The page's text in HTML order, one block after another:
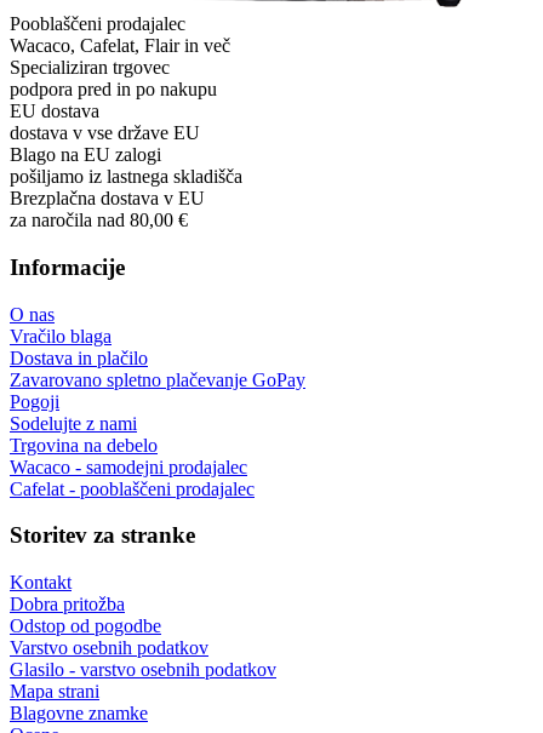
Pooblaščeni prodajalec
Wacaco, Cafelat, Flair in več
Specializiran trgovec
podpora pred in po nakupu
EU dostava
dostava v vse države EU
Blago na EU zalogi
pošiljamo iz lastnega skladišča
Brezplačna dostava v EU
Informacije
O nas
Vračilo blaga
Dostava in plačilo
Zavarovano spletno plačevanje GoPay